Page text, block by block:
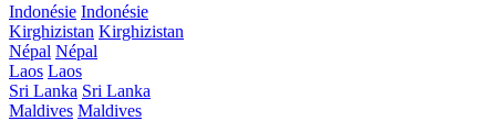
Indonésie Indonésie
Kirghizistan Kirghizistan
Népal Népal
Laos Laos
Sri Lanka Sri Lanka
Maldives Maldives